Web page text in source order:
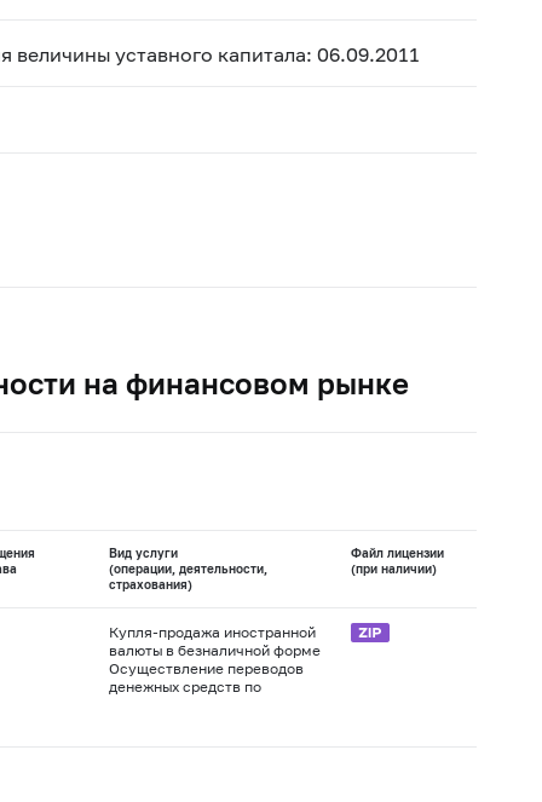
величины уставного капитала: 06.09.2011
на финансовом рынке
Вид услуги
(операции, деятельности,
страхования)
Файл лицензии
(при наличии)
Купля-продажа иностранной
валюты в безналичной форме
Осуществление переводов
денежных средств по